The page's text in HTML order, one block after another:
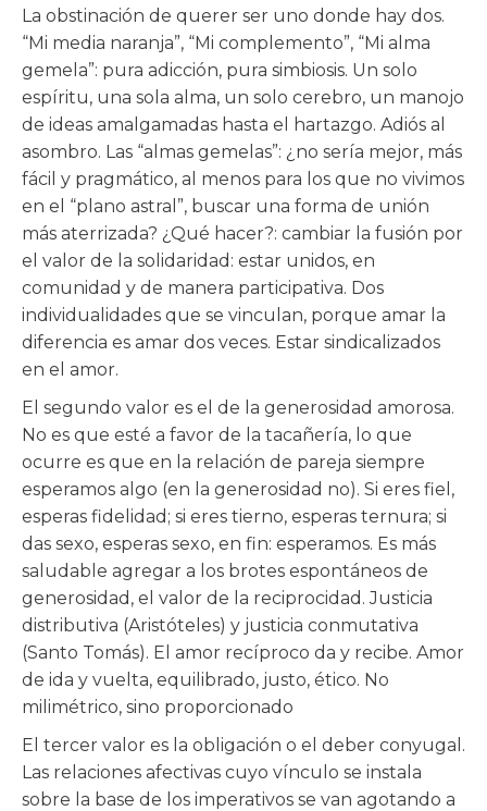
La obstinación de querer ser uno donde hay dos.
“Mi media naranja”, “Mi complemento”, “Mi alma
gemela”: pura adicción, pura simbiosis. Un solo
espíritu, una sola alma, un solo cerebro, un manojo
de ideas amalgamadas hasta el hartazgo. Adiós al
asombro. Las “almas gemelas”: ¿no sería mejor, más
fácil y pragmático, al menos para los que no vivimos
en el “plano astral”, buscar una forma de unión
más aterrizada? ¿Qué hacer?: cambiar la fusión por
el valor de la solidaridad: estar unidos, en
comunidad y de manera participativa. Dos
individualidades que se vinculan, porque amar la
diferencia es amar dos veces. Estar sindicalizados
en el amor.
El segundo valor es el de la generosidad amorosa.
No es que esté a favor de la tacañería, lo que
ocurre es que en la relación de pareja siempre
esperamos algo (en la generosidad no). Si eres fiel,
esperas fidelidad; si eres tierno, esperas ternura; si
das sexo, esperas sexo, en fin: esperamos. Es más
saludable agregar a los brotes espontáneos de
generosidad, el valor de la reciprocidad. Justicia
distributiva (Aristóteles) y justicia conmutativa
(Santo Tomás). El amor recíproco da y recibe. Amor
de ida y vuelta, equilibrado, justo, ético. No
milimétrico, sino proporcionado
El tercer valor es la obligación o el deber conyugal.
Las relaciones afectivas cuyo vínculo se instala
sobre la base de los imperativos se van agotando a